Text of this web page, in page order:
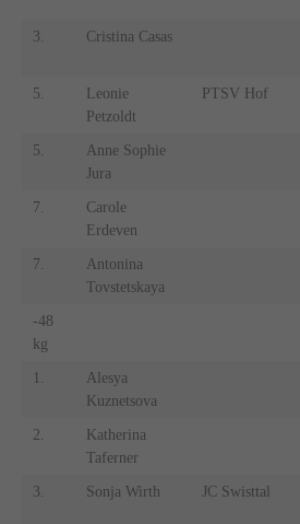
3. Cristina Casas
5.
Leonie
Petzoldt
PTSV Hof
5.
Anne Sophie
Jura
7.
Carole
Erdeven
7.
Antonina
Tovstetskaya
-48
kg
1.
Alesya
Kuznetsova
2.
Katherina
Taferner
3. Sonja Wirth JC Swisttal